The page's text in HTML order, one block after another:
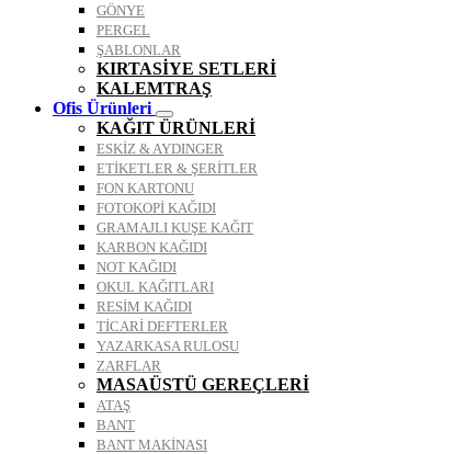
GÖNYE
PERGEL
ŞABLONLAR
KIRTASİYE SETLERİ
KALEMTRAŞ
Ofis Ürünleri
KAĞIT ÜRÜNLERİ
ESKİZ & AYDINGER
ETİKETLER & ŞERİTLER
FON KARTONU
FOTOKOPİ KAĞIDI
GRAMAJLI KUŞE KAĞIT
KARBON KAĞIDI
NOT KAĞIDI
OKUL KAĞITLARI
RESİM KAĞIDI
TİCARİ DEFTERLER
YAZARKASA RULOSU
ZARFLAR
MASAÜSTÜ GEREÇLERİ
ATAŞ
BANT
BANT MAKİNASI